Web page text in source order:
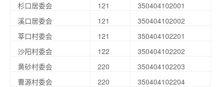
杉口居委会 121
350404102001
溪口居委会
121
350404102002
莘口村委会
121
350404102201
沙阳村委会
122
350404102202
黄砂村委会
220
350404102203
曹源村委会
220
350404102204